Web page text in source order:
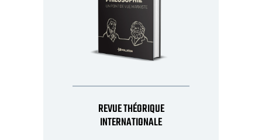
REVUE THÉORIQUE
INTERNATIONALE